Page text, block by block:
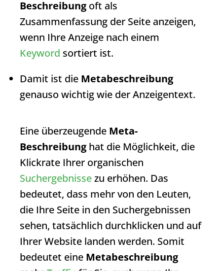
Beschreibung oft als
Zusammenfassung der Seite anzeigen,
wenn Ihre Anzeige nach einem
Keyword sortiert ist.
Damit ist die Metabeschreibung
genauso wichtig wie der Anzeigentext.
Eine überzeugende Meta-
Beschreibung hat die Möglichkeit, die
Klickrate Ihrer organischen
Suchergebnissezu erhöhen. Das
bedeutet, dass mehr von den Leuten,
die Ihre Seite in den Suchergebnissen
sehen, tatsächlich durchklicken und auf
Ihrer Website landen werden. Somit
bedeutet eine Metabeschreibung